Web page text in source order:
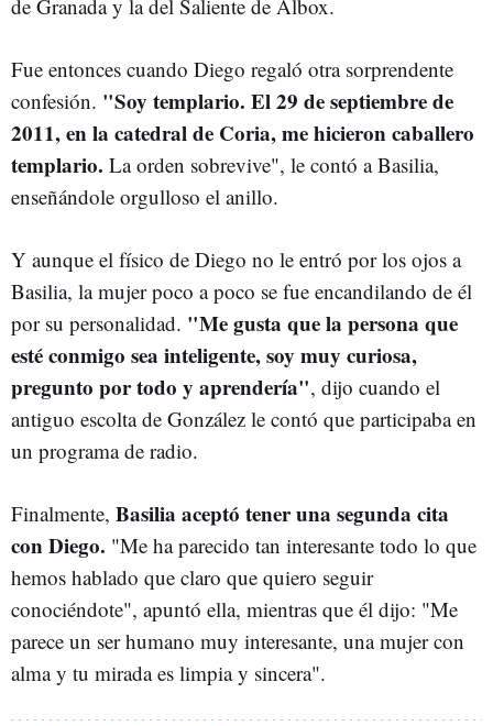
de Granada y la del Saliente de Albox.
Fue entonces cuando Diego regaló otra sorprendente
confesión. "Soy templario. El 29 de septiembre de
2011, en la catedral de Coria, me hicieron caballero
templario. La orden sobrevive", le contó a Basilia,
enseñándole orgulloso el anillo.
Y aunque el físico de Diego no le entró por los ojos a
Basilia, la mujer poco a poco se fue encandilando de él
por su personalidad. "Me gusta que la persona que
esté conmigo sea inteligente, soy muy curiosa,
pregunto por todo y aprendería", dijo cuando el
antiguo escolta de González le contó que participaba en
un programa de radio.
Finalmente, Basilia aceptó tener una segunda cita
con Diego. "Me ha parecido tan interesante todo lo que
hemos hablado que claro que quiero seguir
conociéndote", apuntó ella, mientras que él dijo: "Me
parece un ser humano muy interesante, una mujer con
alma y tu mirada es limpia y sincera".